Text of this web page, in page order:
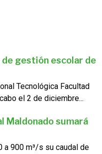
gestión escolar de
Tecnológica Facultad
el 2 de diciembre...
Maldonado sumará
a 900 m³/s su caudal de